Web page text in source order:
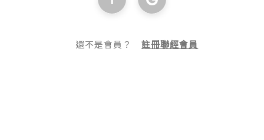
還不是會員？註冊聯經會員